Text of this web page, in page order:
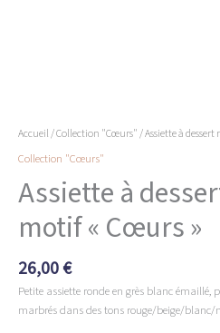
Accueil/Collection "Cœurs"/ Assiette à
Collection "Cœurs"
Assiette à
motif « Cœurs »
26,00€
Petite assiette ronde en grès blanc
marbrés dans des tons rouge/beige/blanc/